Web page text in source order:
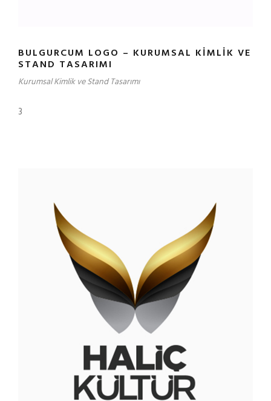
BULGURCUM LOGO – KURUMSAL KIMLIK VE
STAND TASARIMI
Kurumsal Kimlik ve Stand Tasarımı
3